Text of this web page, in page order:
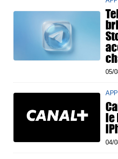
05/
le
04/